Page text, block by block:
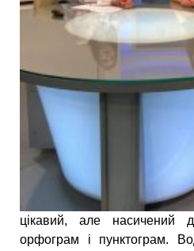
цікавий, але насичений
орфограм і пунктограм.